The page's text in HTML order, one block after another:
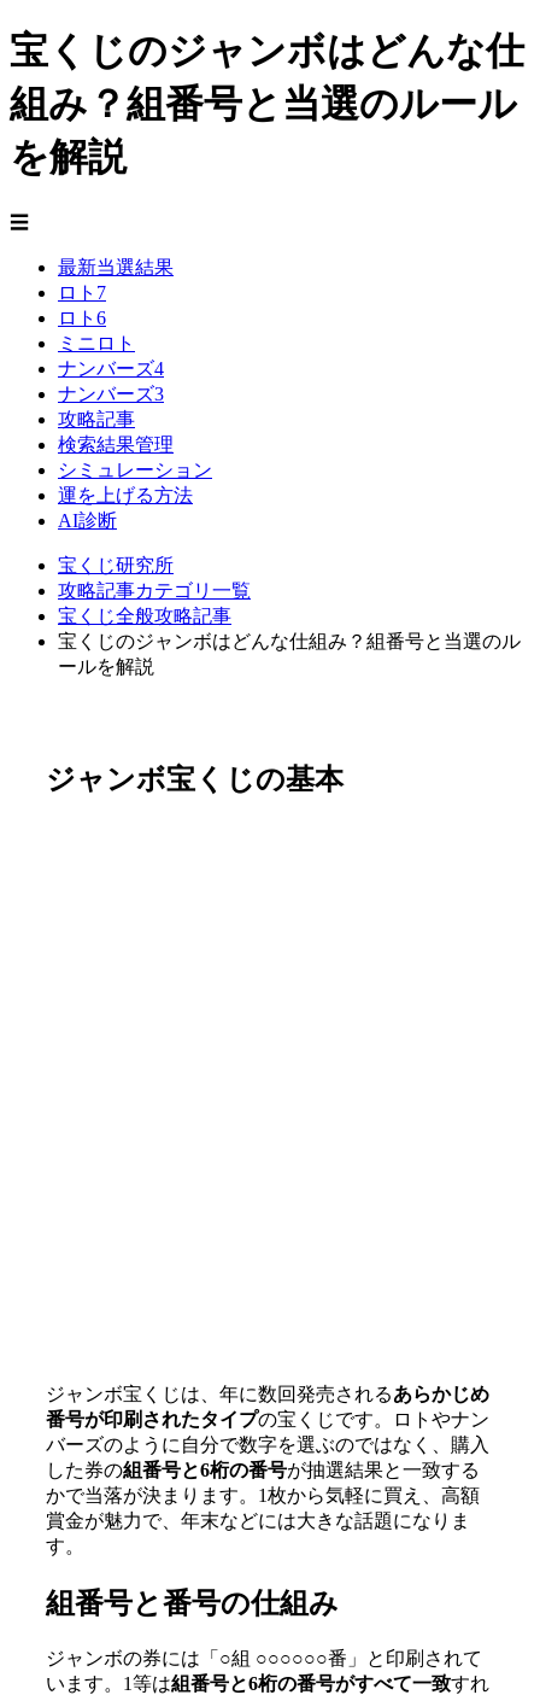
宝くじのジャンボはどんな仕
組み？組番号と当選のルール
を解説
☰
最新当選結果
ロト7
ロト6
ミニロト
ナンバーズ4
ナンバーズ3
攻略記事
検索結果管理
シミュレーション
運を上げる方法
AI診断
宝くじ研究所
攻略記事カテゴリ一覧
宝くじ全般攻略記事
宝くじのジャンボはどんな仕組み？組番号と当選のル
ールを解説
ジャンボ宝くじの基本
ジャンボ宝くじは、年に数回発売されるあらかじめ
番号が印刷されたタイプの宝くじです。ロトやナン
バーズのように自分で数字を選ぶのではなく、購入
した券の組番号と6桁の番号が抽選結果と一致する
かで当落が決まります。1枚から気軽に買え、高額
賞金が魅力で、年末などには大きな話題になりま
す。
組番号と番号の仕組み
ジャンボの券には「○組 ○○○○○○番」と印刷されて
います。1等は組番号と6桁の番号がすべて一致すれ